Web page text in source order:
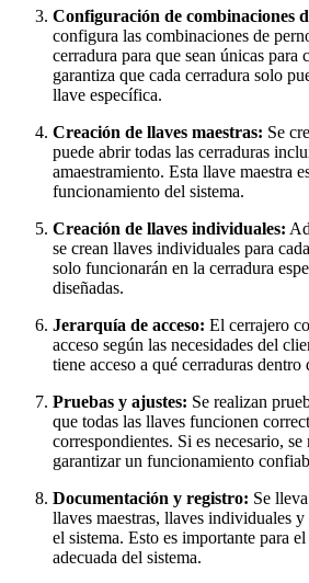
Configuración de combinaciones
configura las combinaciones de
cerradura para que sean únicas para
garantiza que cada cerradura solo
llave específica.
Creación de llaves maestras: Se
puede abrir todas las cerraduras
amaestramiento. Esta llave maestra
funcionamiento del sistema.
Creación de llaves individuales:
se crean llaves individuales para
solo funcionarán en la cerradura
diseñadas.
Jerarquía de acceso: El cerrajero
acceso según las necesidades del
tiene acceso a qué cerraduras dentro
Pruebas y ajustes: Se realizan
que todas las llaves funcionen
correspondientes. Si es necesario, se
garantizar un funcionamiento
Documentación y registro: Se
llaves maestras, llaves individuales
el sistema. Esto es importante para
adecuada del sistema.